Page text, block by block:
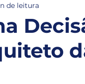
de leitura